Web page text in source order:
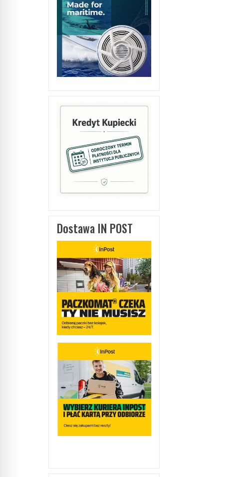
Dostawa IN POST